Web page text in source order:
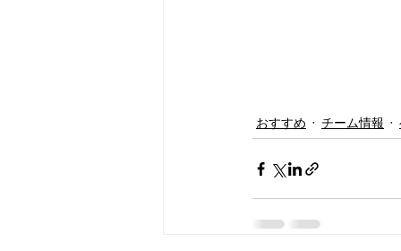
おすすめ チーム情報